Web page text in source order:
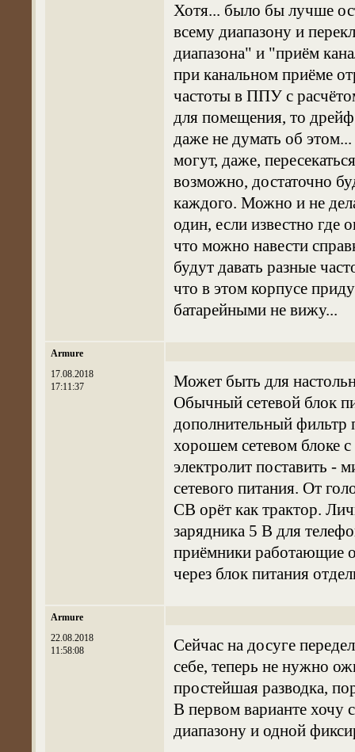
Хотя... было бы лучше
всему диапазону и
диапазона" и "приём
при канальном приёме
частоты в ППУ с
для помещения, то
даже не думать об
могут, даже,
возможно, достаточно
каждого. Можно и не
один, если известно где
что можно навести
будут давать разные
что в этом корпусе
батарейными не вижу...
Armure
17.08.2018
17:11:37
Может быть для
Обычный сетевой блок
дополнительный фильтр
хорошем сетевом блоке
электролит поставить
сетевого питания. От
СВ орёт как трактор.
зарядника 5 В для
приёмники работающие
через блок питания
Armure
22.08.2018
11:58:08
Сейчас на досуге
себе, теперь не нужно
простейшая разводка,
В первом варианте хочу
диапазону и одной